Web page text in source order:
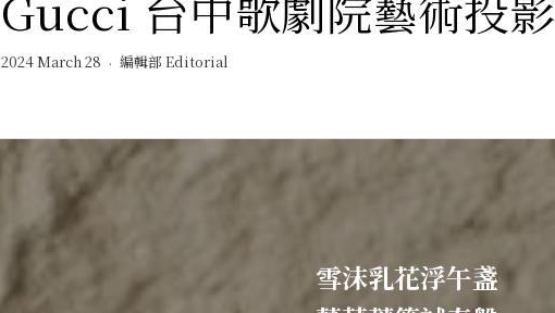
2024 March 28 編輯部 Editorial
雪沫乳花浮午盞